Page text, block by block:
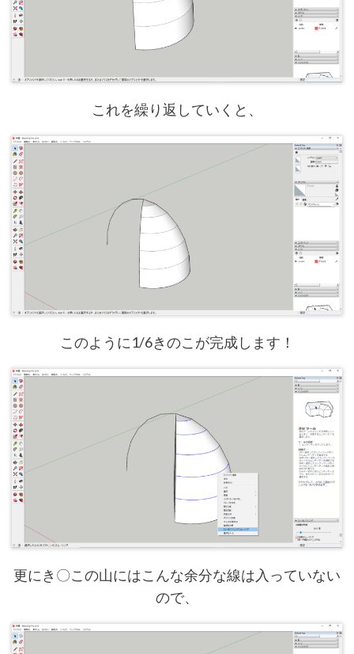
これを繰り返していくと、
このように1/6きのこが完成します！
更にき〇この山にはこんな余分な線は入っていない
ので、